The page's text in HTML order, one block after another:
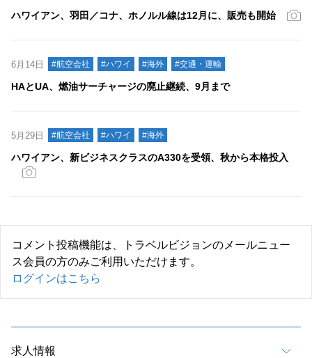
ハワイアン、羽田／コナ、ホノルル線は12月に、販売も開始
6月14日 #航空会社 #ハワイ #海外 #交通・運輸
HAとUA、燃油サーチャージの廃止継続、9月まで
5月29日 #航空会社 #ハワイ #海外
ハワイアン、新ビジネスクラスのA330を受領、秋から本格投入
コメント投稿機能は、トラベルビジョンのメールニュー
ス会員の方のみご利用いただけます。
ログインはこちら
求人情報